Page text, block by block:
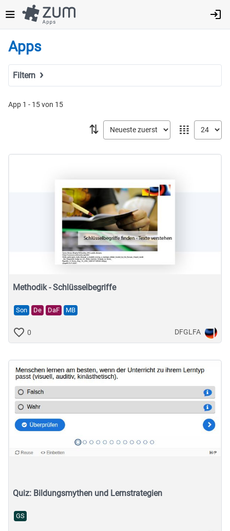
zum
Inhalt
Apps
Filtern
Geistes- & Sozialwissenschaften
Musische Fächer & Sport
Berufliche Bildung
Sonstiges
Featured Apps
App 1 - 15 von 15
𝍖
⇅
Methodik - Schlüsselbegriffe
Son De DaF MB
0 DFGLFA
Quiz: Bildungsmythen und Lernstrategien
GS